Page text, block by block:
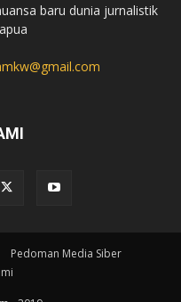
baru dunia jurnalistik
Pedoman Media Siber